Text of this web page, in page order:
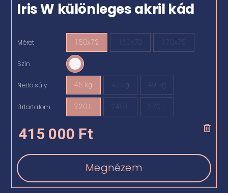
Iris W különleges akril kád
Méret 150x72 160x73 170x75
Szín
Nettó súly 45 kg 47 kg 49 kg
Űrtartalom 220 L 240 L 270 L
415 000 Ft
Megnézem